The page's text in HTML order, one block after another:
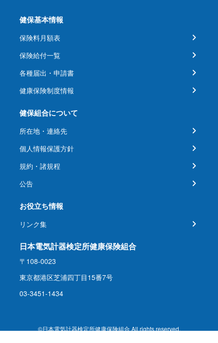
健保基本情報
保険料月額表
保険給付一覧
各種届出・申請書
健康保険制度情報
健保組合について
所在地・連絡先
個人情報保護方針
規約・諸規程
公告
お役立ち情報
リンク集
日本電気計器検定所健康保険組合
〒108-0023
東京都港区芝浦四丁目15番7号
03-3451-1434
©日本電気計器検定所健康保険組合 All rights reserved.